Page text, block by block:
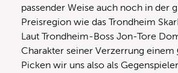
passender Weise auch noch in der
Preisregion wie das Trondheim
Laut Trondheim-Boss Jon-Tore
Charakter seiner Verzerrung einem
Picken wir uns also als